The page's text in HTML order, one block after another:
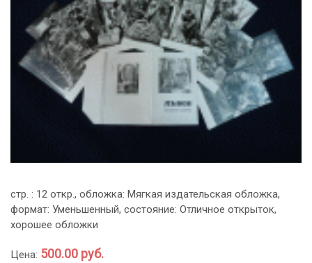
стр. : 12 откр., обложка: Мягкая издательская обложка,
формат: Уменьшенный, состояние: Отличное открыток,
хорошее обложки
Цена: 500.00 руб.